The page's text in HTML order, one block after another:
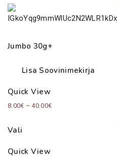
Jumbo 30g+
Lisa Soovinimekirja
Quick View
8.00€ – 40.00€Price
Vali
Quick View